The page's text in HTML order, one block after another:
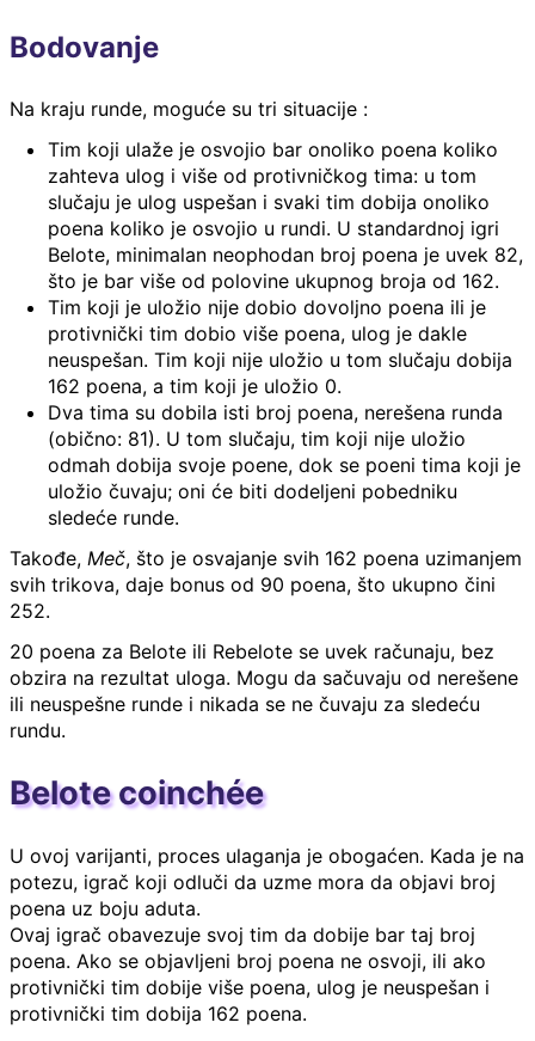
Bodovanje
Na kraju runde, moguće su tri situacije :
Tim koji ulaže je osvojio bar onoliko poena koliko
zahteva ulog i više od protivničkog tima: u tom
slučaju je ulog uspešan i svaki tim dobija onoliko
poena koliko je osvojio u rundi. U standardnoj igri
Belote, minimalan neophodan broj poena je uvek 82,
što je bar više od polovine ukupnog broja od 162.
Tim koji je uložio nije dobio dovoljno poena ili je
protivnički tim dobio više poena, ulog je dakle
neuspešan. Tim koji nije uložio u tom slučaju dobija
162 poena, a tim koji je uložio 0.
Dva tima su dobila isti broj poena, nerešena runda
(obično: 81). U tom slučaju, tim koji nije uložio
odmah dobija svoje poene, dok se poeni tima koji je
uložio čuvaju; oni će biti dodeljeni pobedniku
sledeće runde.
Takođe, Meč, što je osvajanje svih 162 poena uzimanjem
svih trikova, daje bonus od 90 poena, što ukupno čini
252.
20 poena za Belote ili Rebelote se uvek računaju, bez
obzira na rezultat uloga. Mogu da sačuvaju od nerešene
ili neuspešne runde i nikada se ne čuvaju za sledeću
rundu.
Belote coinchée
U ovoj varijanti, proces ulaganja je obogaćen. Kada je na
potezu, igrač koji odluči da uzme mora da objavi broj
poena uz boju aduta.
Ovaj igrač obavezuje svoj tim da dobije bar taj broj
poena. Ako se objavljeni broj poena ne osvoji, ili ako
protivnički tim dobije više poena, ulog je neuspešan i
protivnički tim dobija 162 poena.